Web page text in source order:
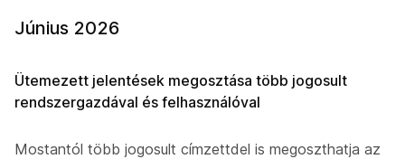
Június 2026
Ütemezett jelentések megosztása több jogosult
rendszergazdával és felhasználóval
Mostantól több jogosult címzettdel is megoszthatja az